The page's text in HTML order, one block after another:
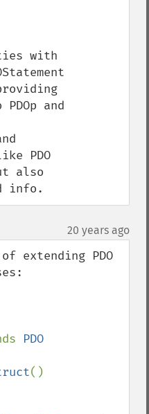
with
and
PDO
also
info.
20 years ago
extending PDO
()